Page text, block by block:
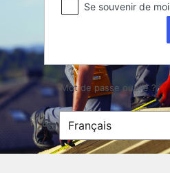
Se souvenir de moi
Mot de passe oublié ?
Langue